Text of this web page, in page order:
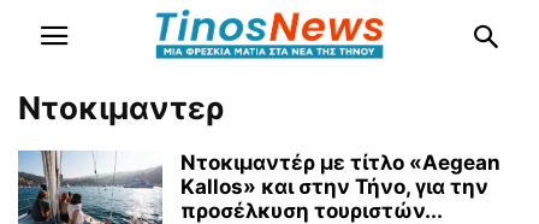
Ντοκιμαντερ
Ντοκιμαντέρ με τίτλο «Aegean
Kallos» και στην Τήνο, για την
προσέλκυση τουριστών...